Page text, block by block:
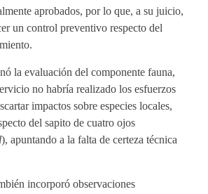
aprobados, por lo que, a su juicio,
un control preventivo respecto del
la evaluación del componente fauna,
no habría realizado los esfuerzos
impactos sobre especies locales,
del sapito de cuatro ojos
), apuntando a la falta de certeza técnica
incorporó observaciones